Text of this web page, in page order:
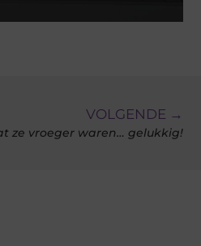
VOLGENDE →
ze vroeger waren… gelukkig!